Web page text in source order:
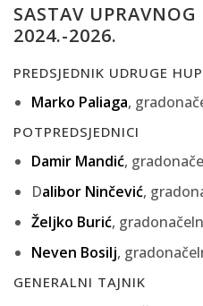
SASTAV
2024.-2026.
PREDSJEDNIK UDRUGE
Marko Paliaga,
POTPREDSJEDNICI
Damir Mandić,
Dalibor Ninčević,
Željko Burić,
Neven Bosilj,
GENERALNI TAJNIK